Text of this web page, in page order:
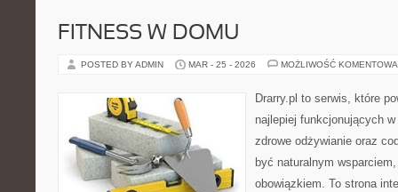
FITNESS W DOMU
POSTED BY ADMIN MAR - 25 - 2026 MOŻLIWOŚĆ
Drarry.pl to serwis, które
najlepiej funkcjonujących
zdrowe odżywianie oraz
być naturalnym
obowiązkiem. To strona